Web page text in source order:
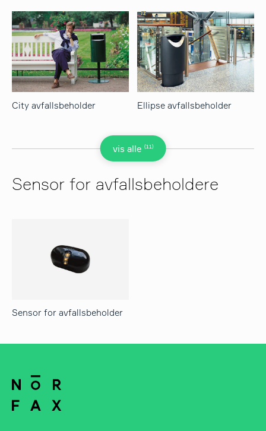
vis alle (11)
City avfallsbeholder Ellipse avfallsbeholder
Sensor for avfallsbeholdere
Sensor for avfallsbeholder